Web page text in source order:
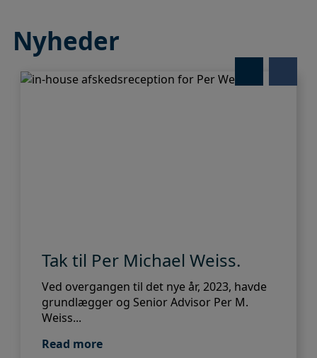
Nyheder
Tak til Per Michael Weiss.
Ved overgangen til det nye år, 2023, havde
grundlægger og Senior Advisor Per M.
Weiss...
Read more